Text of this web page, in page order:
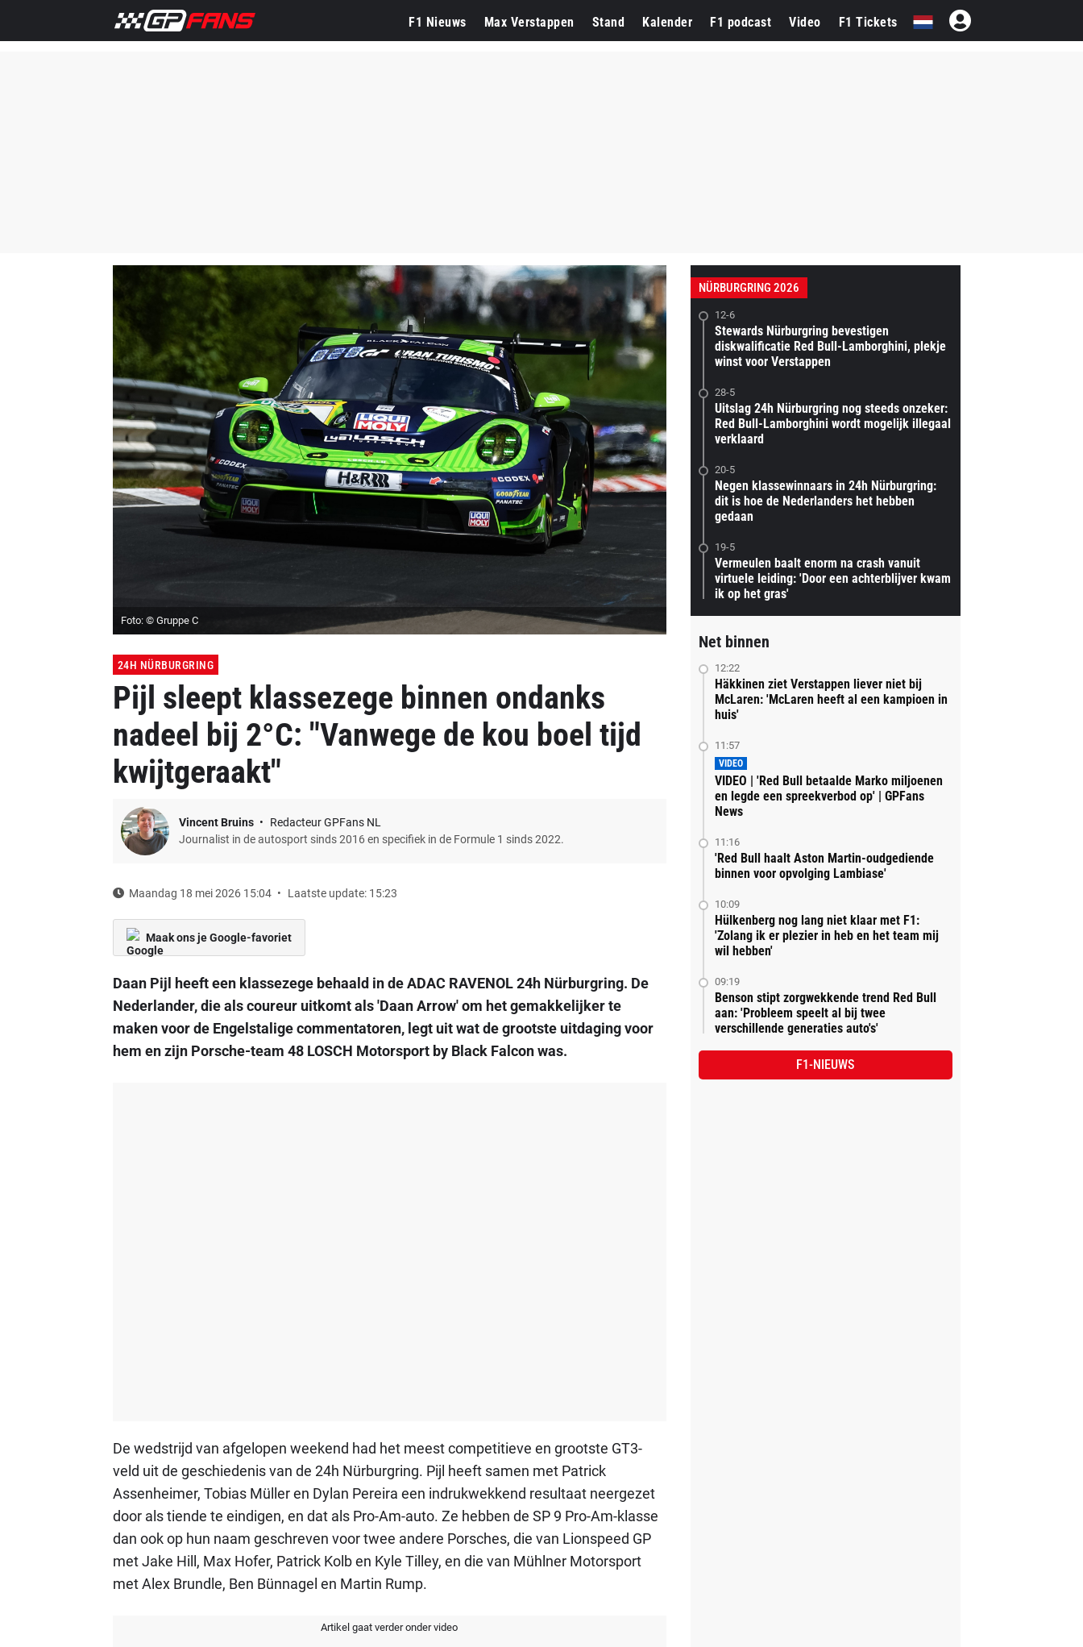
F1 Nieuws Max Verstappen Stand Kalender F1 podcast Video F1 Tickets
Foto: © Gruppe C
24H NÜRBURGRING
Pijl sleept klassezege binnen ondanks
nadeel bij 2°C: "Vanwege de kou boel tijd
kwijtgeraakt"
Vincent Bruins
Redacteur GPFans NL
Journalist in de autosport sinds 2016 en specifiek in de Formule 1 sinds 2022.
Maandag 18 mei 2026 15:04 Laatste update: 15:23
Maak ons je Google-favoriet
Daan Pijl heeft een klassezege behaald in de ADAC RAVENOL 24h Nürburgring. De
Nederlander, die als coureur uitkomt als 'Daan Arrow' om het gemakkelijker te
maken voor de Engelstalige commentatoren, legt uit wat de grootste uitdaging voor
hem en zijn Porsche-team 48 LOSCH Motorsport by Black Falcon was.
De wedstrijd van afgelopen weekend had het meest competitieve en grootste GT3-
veld uit de geschiedenis van de 24h Nürburgring. Pijl heeft samen met Patrick
Assenheimer, Tobias Müller en Dylan Pereira een indrukwekkend resultaat neergezet
door als tiende te eindigen, en dat als Pro-Am-auto. Ze hebben de SP 9 Pro-Am-klasse
dan ook op hun naam geschreven voor twee andere Porsches, die van Lionspeed GP
met Jake Hill, Max Hofer, Patrick Kolb en Kyle Tilley, en die van Mühlner Motorsport
met Alex Brundle, Ben Bünnagel en Martin Rump.
Artikel gaat verder onder video
NÜRBURGRING 2026
12-6
Stewards Nürburgring bevestigen
diskwalificatie Red Bull-Lamborghini, plekje
winst voor Verstappen
28-5
Uitslag 24h Nürburgring nog steeds onzeker:
Red Bull-Lamborghini wordt mogelijk illegaal
verklaard
20-5
Negen klassewinnaars in 24h Nürburgring:
dit is hoe de Nederlanders het hebben
gedaan
19-5
Vermeulen baalt enorm na crash vanuit
virtuele leiding: 'Door een achterblijver kwam
ik op het gras'
Net binnen
12:22
Häkkinen ziet Verstappen liever niet bij
McLaren: 'McLaren heeft al een kampioen in
huis'
11:57
VIDEO
VIDEO | 'Red Bull betaalde Marko miljoenen
en legde een spreekverbod op' | GPFans
News
11:16
'Red Bull haalt Aston Martin-oudgediende
binnen voor opvolging Lambiase'
10:09
Hülkenberg nog lang niet klaar met F1:
'Zolang ik er plezier in heb en het team mij
wil hebben'
09:19
Benson stipt zorgwekkende trend Red Bull
aan: 'Probleem speelt al bij twee
verschillende generaties auto's'
F1-NIEUWS